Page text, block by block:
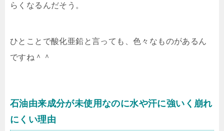
らくなるんだそう。
ひとことで酸化亜鉛と言っても、色々なものがあるん
ですね＾＾
石油由来成分が未使用なのに水や汗に強いく崩れ
にくい理由